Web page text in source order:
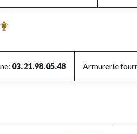
03.21.98.05.48 Armurerie